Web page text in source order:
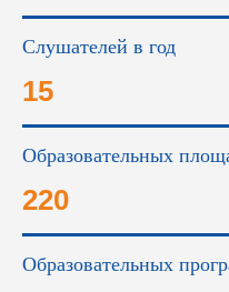
Слушателей в год
15
Образовательных
220
Образовательных